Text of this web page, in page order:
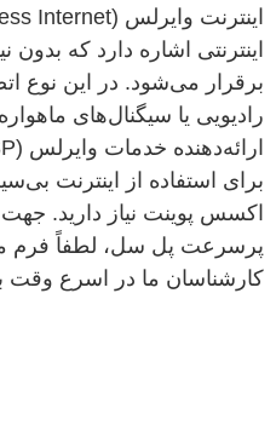
اینترنتی اشاره دارد که
برقرار می‌شود. در این نوع
رادیویی یا سیگنال‌های
برای استفاده از اینترنت
اکسس پوینت نیاز دارید.
پرسرعت پل سل، لطفاً فرم
کارشناسان ما در اسرع وقت